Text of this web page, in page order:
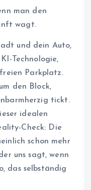
man den
wagt.
und dein Auto,
Technologie,
Parkplatz.
den Block,
tickt.
idealen
Check: Die
schon mehr
uns sagt, wenn
das selbständig